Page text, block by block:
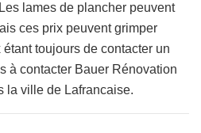
lames de plancher peuvent
ces prix peuvent grimper
toujours de contacter un
à contacter Bauer Rénovation
la ville de Lafrancaise.